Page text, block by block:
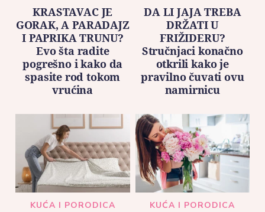
KRASTAVAC JE
GORAK, A PARADAJZ
I PAPRIKA TRUNU?
Evo šta radite
pogrešno i kako da
spasite rod tokom
vrućina
DA LI JAJA TREBA
DRŽATI U
FRIŽIDERU?
Stručnjaci konačno
otkrili kako je
pravilno čuvati ovu
namirnicu
KUĆA I PORODICA KUĆA I PORODICA